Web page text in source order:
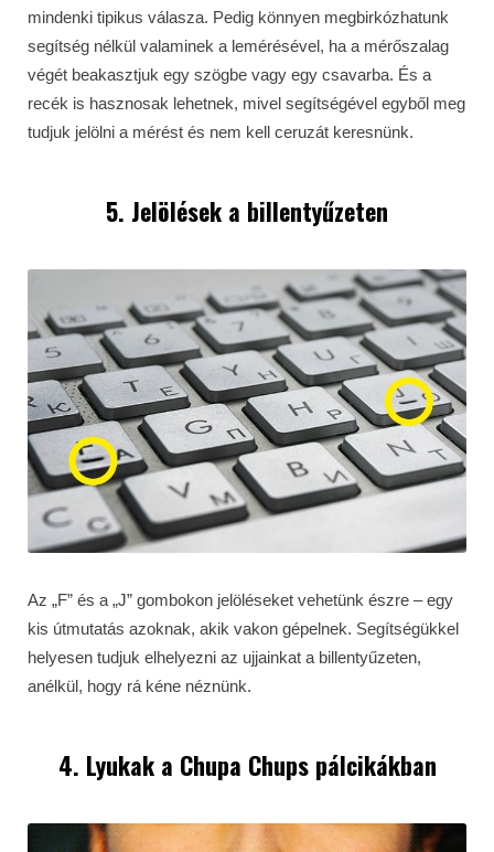
mindenki tipikus válasza. Pedig könnyen megbirkózhatunk
segítség nélkül valaminek a lemérésével, ha a mérőszalag
végét beakasztjuk egy szögbe vagy egy csavarba. És a
recék is hasznosak lehetnek, mivel segítségével egyből meg
tudjuk jelölni a mérést és nem kell ceruzát keresnünk.
5. Jelölések a billentyűzeten
Az „F” és a „J” gombokon jelöléseket vehetünk észre – egy
kis útmutatás azoknak, akik vakon gépelnek. Segítségükkel
helyesen tudjuk elhelyezni az ujjainkat a billentyűzeten,
anélkül, hogy rá kéne néznünk.
4. Lyukak a Chupa Chups pálcikákban